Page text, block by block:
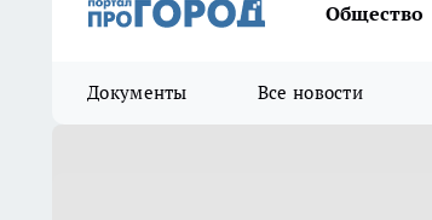
Общество
Документы Все новости